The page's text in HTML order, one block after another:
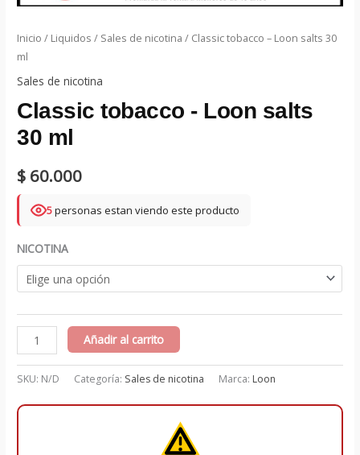
Inicio / Liquidos / Sales de nicotina / Classic tobacco – Loon salts 30
ml
Sales de nicotina
Classic tobacco - Loon salts
30 ml
$ 60.000
5personas estan viendo este producto
NICOTINA
Classic
tobacco
-
salts
Añadir al carrito
SKU: N/D Categoría: Sales de nicotina Marca: Loon